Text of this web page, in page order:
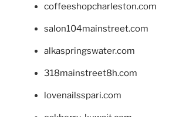
coffeeshopcharleston.com
salon104mainstreet.com
alkaspringswater.com
318mainstreet8h.com
lovenailsspari.com